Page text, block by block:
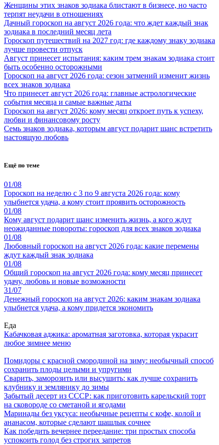
Женщины этих знаков зодиака блистают в бизнесе, но часто
терпят неудачи в отношениях
Дачный гороскоп на август 2026 года: что ждет каждый знак
зодиака в последний месяц лета
Гороскоп путешествий на 2027 год: где каждому знаку зодиака
лучше провести отпуск
Август принесет испытания: каким трем знакам зодиака стоит
быть особенно осторожными
Гороскоп на август 2026 года: сезон затмений изменит жизнь
всех знаков зодиака
Что принесет август 2026 года: главные астрологические
события месяца и самые важные даты
Гороскоп на август 2026: кому месяц откроет путь к успеху,
любви и финансовому росту
Семь знаков зодиака, которым август подарит шанс встретить
настоящую любовь
Ещё по теме
01/08
Гороскоп на неделю с 3 по 9 августа 2026 года: кому
улыбнется удача, а кому стоит проявить осторожность
01/08
Кому август подарит шанс изменить жизнь, а кого ждут
неожиданные повороты: гороскоп для всех знаков зодиака
01/08
Любовный гороскоп на август 2026 года: какие перемены
ждут каждый знак зодиака
01/08
Общий гороскоп на август 2026 года: кому месяц принесет
удачу, любовь и новые возможности
31/07
Денежный гороскоп на август 2026: каким знакам зодиака
улыбнется удача, а кому придется экономить
Еда
Кабачковая аджика: ароматная заготовка, которая украсит
любое зимнее меню
Помидоры с красной смородиной на зиму: необычный способ
сохранить плоды целыми и упругими
Сварить, заморозить или высушить: как лучше сохранить
клубнику и землянику до зимы
Забытый десерт из СССР: как приготовить карельский торт
на сковороде со сметаной и ягодами
Маринады без уксуса: необычные рецепты с кофе, колой и
ананасом, которые сделают шашлык сочнее
Как победить вечернее переедание: три простых способа
успокоить голод без строгих запретов